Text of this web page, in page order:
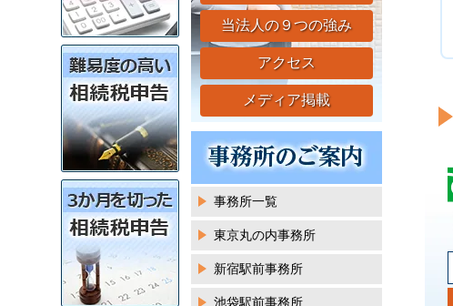
当法人の９つの強み
アクセス
メディア掲載
事務所一覧
東京丸の内事務所
新宿駅前事務所
池袋駅前事務所